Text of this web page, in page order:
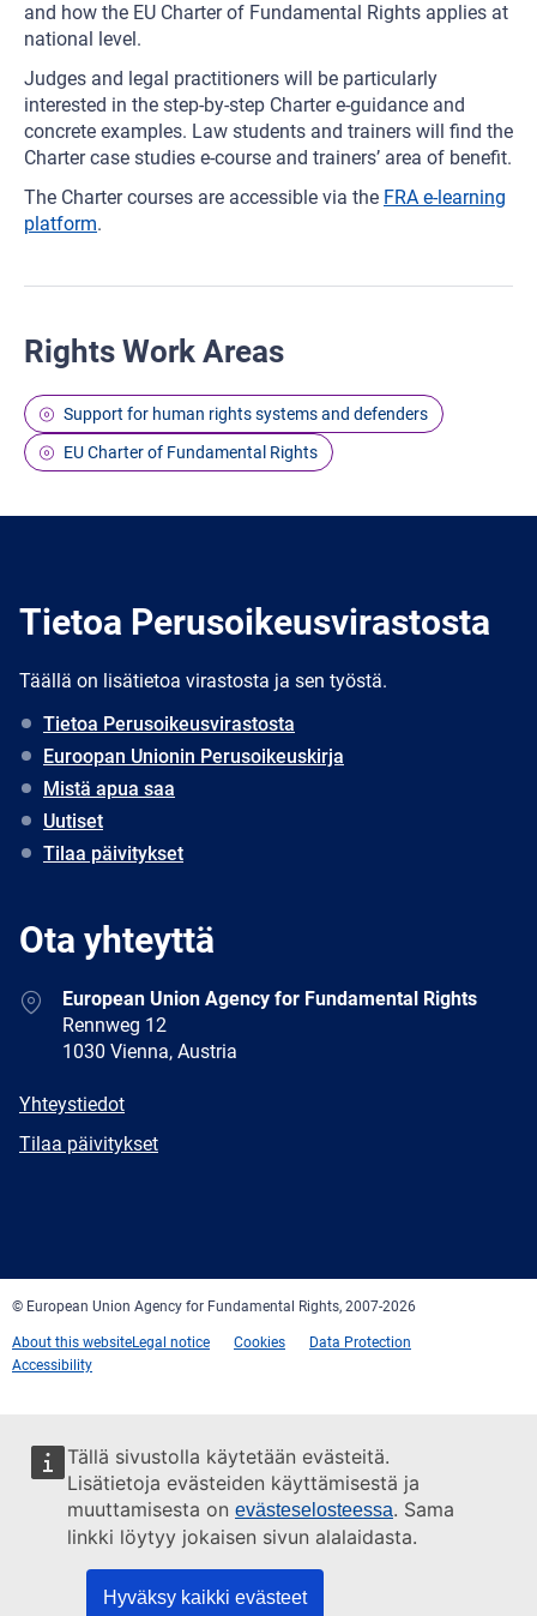
Tällä sivustolla käytetään evästeitä.
Lisätietoja evästeiden käyttämisestä ja
muuttamisesta on evästeselosteessa. Sama
linkki löytyy jokaisen sivun alalaidasta.
Hyväksy kaikki evästeet
and how the EU Charter of Fundamental Rights applies at
national level.
Judges and legal practitioners will be particularly
interested in the step-by-step Charter e-guidance and
concrete examples. Law students and trainers will find the
Charter case studies e-course and trainers’ area of benefit.
The Charter courses are accessible via the FRA e-learning
platform.
Rights Work Areas
Support for human rights systems and defenders
EU Charter of Fundamental Rights
Tietoa Perusoikeusvirastosta
Täällä on lisätietoa virastosta ja sen työstä.
Tietoa Perusoikeusvirastosta
Euroopan Unionin Perusoikeuskirja
Mistä apua saa
Uutiset
Tilaa päivitykset
Ota yhteyttä
AddressEuropean Union Agency for Fundamental Rights
Rennweg 12
1030 Vienna, Austria
E-
Yhteystiedot
Newsletter
Tilaa päivitykset
© European Union Agency for Fundamental Rights, 2007-2026
About this websiteLegal notice Cookies
Data Protection
Accessibility